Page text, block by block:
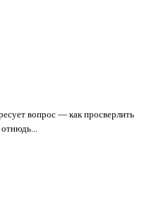
вопрос — как просверлить